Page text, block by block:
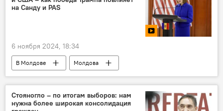
на Санду и PAS
6 ноября 2024, 18:34
В Молдове
Молдова
Владимир Односталко
Экспертиза
Видео
Стояногло – по итогам выборов: нам
нужна более широкая консолидация